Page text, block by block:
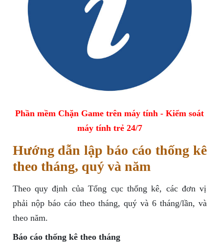
Phần mềm Chặn Game trên máy tính - Kiểm soát
máy tính trẻ 24/7
Hướng dẫn lập báo cáo thống kê
theo tháng, quý và năm
Theo quy định của Tổng cục thống kê, các đơn vị
phải nộp báo cáo theo tháng, quý và 6 tháng/lần, và
theo năm.
Báo cáo thống kê theo tháng